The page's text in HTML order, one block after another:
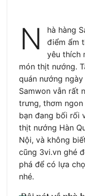
N
hà hàng
điểm ẩm
yêu thích
món thịt nướng.
quán nướng
Samwon vẫn rất
trưng, thơm ngon
bạn đang bối rối
thịt nướng Hàn
Nội, và không
cũng 3vi.vn ghé
phá để có lựa
nhé.